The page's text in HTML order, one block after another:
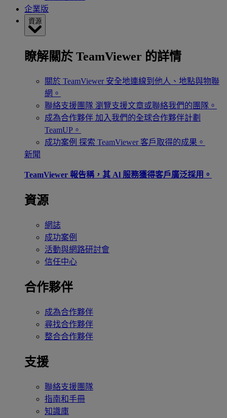
企業版
資源
瞭解關於 TeamViewer 的詳情
關於 TeamViewer 安全地連線到他人、地點與物聯
網。
聯絡支援團隊 瀏覽支援文章或聯絡我們的團隊。
成為合作夥伴 加入我們的全球合作夥伴計劃
TeamUP。
成功案例 探索 TeamViewer 客戶取得的成果。
新聞
TeamViewer 報告稱，其 Al 服務獲得客戶廣泛採用。
資源
網誌
成功案例
活動與網路研討會
信任中心
合作夥伴
成為合作夥伴
尋找合作夥伴
整合合作夥伴
支援
聯絡支援團隊
指南和手冊
知識庫